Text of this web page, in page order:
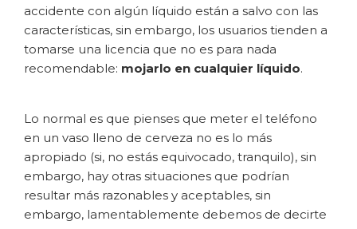
accidente con algún líquido están a salvo con las
características, sin embargo, los usuarios tienden a
tomarse una licencia que no es para nada
recomendable: mojarlo en cualquier líquido.
Lo normal es que pienses que meter el teléfono
en un vaso lleno de cerveza no es lo más
apropiado (si, no estás equivocado, tranquilo), sin
embargo, hay otras situaciones que podrían
resultar más razonables y aceptables, sin
embargo, lamentablemente debemos de decirte